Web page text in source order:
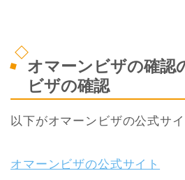
オマーンビザの確認
ビザの確認
以下がオマーンビザの公式サ
オマーンビザの公式サイト